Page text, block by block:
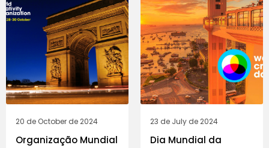
20 de October de 2024
Organização Mundial
23 de July de 2024
Dia Mundial da